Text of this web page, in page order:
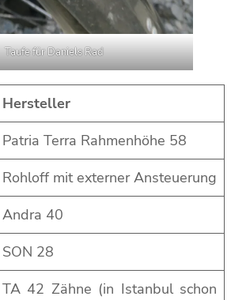
Taufe für Daniels Rad
Hersteller
Patria Terra Rahmenhöhe 58
Rohloff mit externer Ansteuerung
Andra 40
SON 28
TA 42 Zähne (in Istanbul schon